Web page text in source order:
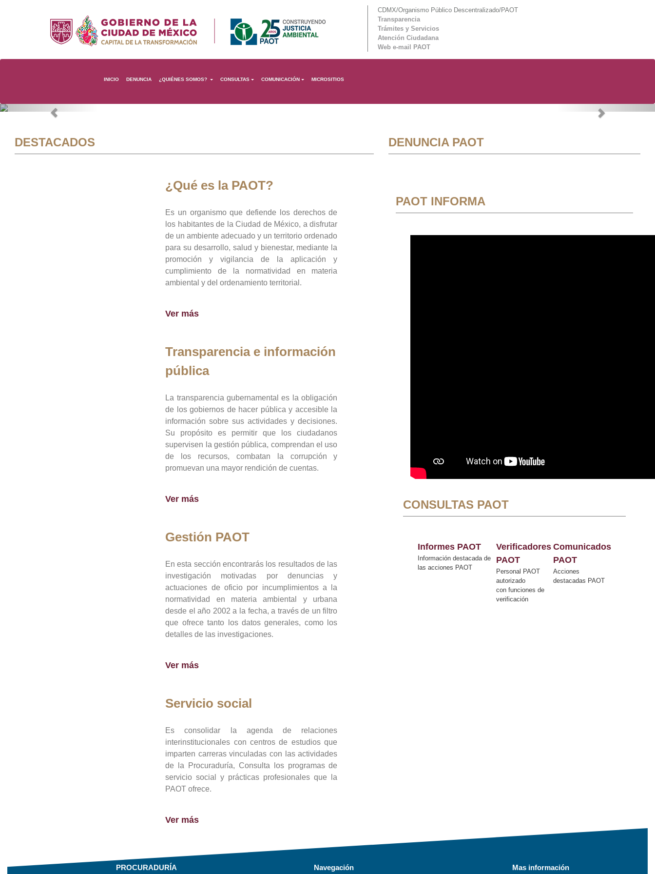
CDMX/Organismo Público Descentralizado/PAOT
Transparencia
Trámites y Servicios
Atención Ciudadana
Web e-mail PAOT
INICIO DENUNCIA ¿QUIÉNES SOMOS? CONSULTAS COMUNICACIÓN MICROSITIOS
Previous Next
DESTACADOS
¿Qué es la PAOT?
Es un organismo que defiende los derechos de
los habitantes de la Ciudad de México, a disfrutar
de un ambiente adecuado y un territorio ordenado
para su desarrollo, salud y bienestar, mediante la
promoción y vigilancia de la aplicación y
cumplimiento de la normatividad en materia
ambiental y del ordenamiento territorial.
Ver más
Transparencia e información
pública
La transparencia gubernamental es la obligación
de los gobiernos de hacer pública y accesible la
información sobre sus actividades y decisiones.
Su propósito es permitir que los ciudadanos
supervisen la gestión pública, comprendan el uso
de los recursos, combatan la corrupción y
promuevan una mayor rendición de cuentas.
Ver más
Gestión PAOT
En esta sección encontrarás los resultados de las
investigación motivadas por denuncias y
actuaciones de oficio por incumplimientos a la
normatividad en materia ambiental y urbana
desde el año 2002 a la fecha, a través de un filtro
que ofrece tanto los datos generales, como los
detalles de las investigaciones.
Ver más
Servicio social
Es consolidar la agenda de relaciones
interinstitucionales con centros de estudios que
imparten carreras vinculadas con las actividades
de la Procuraduría, Consulta los programas de
servicio social y prácticas profesionales que la
PAOT ofrece.
Ver más
DENUNCIA PAOT
PAOT INFORMA
CONSULTAS PAOT
Informes PAOT
Información destacada de
las acciones PAOT
Verificadores
PAOT
Personal PAOT
autorizado
con funciones de
verificación
Comunicados
PAOT
Acciones
destacadas PAOT
PROCURADURÍA Navegación Mas información